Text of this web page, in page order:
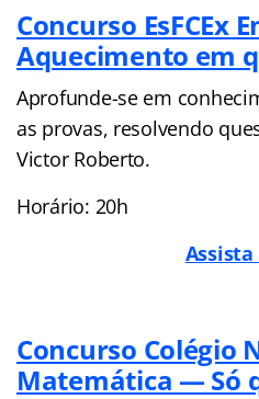
Concurso EsFCEx
Aquecimento em
Aprofunde-se em
as provas, resolvendo
Victor Roberto.
Horário: 20h
Concurso Colégio
Matemática — Só